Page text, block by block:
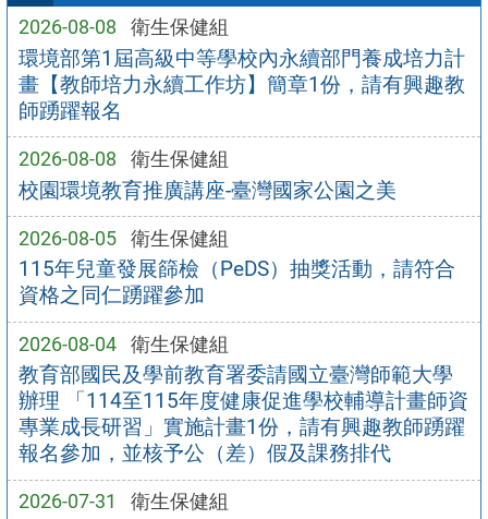
2026-08-08 衛生保健組
環境部第1屆高級中等學校內永續部門養成培力計
畫【教師培力永續工作坊】簡章1份，請有興趣教
師踴躍報名
2026-08-08 衛生保健組
校園環境教育推廣講座-臺灣國家公園之美
2026-08-05 衛生保健組
115年兒童發展篩檢（PeDS）抽獎活動，請符合
資格之同仁踴躍參加
2026-08-04 衛生保健組
教育部國民及學前教育署委請國立臺灣師範大學
辦理 「114至115年度健康促進學校輔導計畫師資
專業成長研習」實施計畫1份，請有興趣教師踴躍
報名參加，並核予公（差）假及課務排代
2026-07-31 衛生保健組